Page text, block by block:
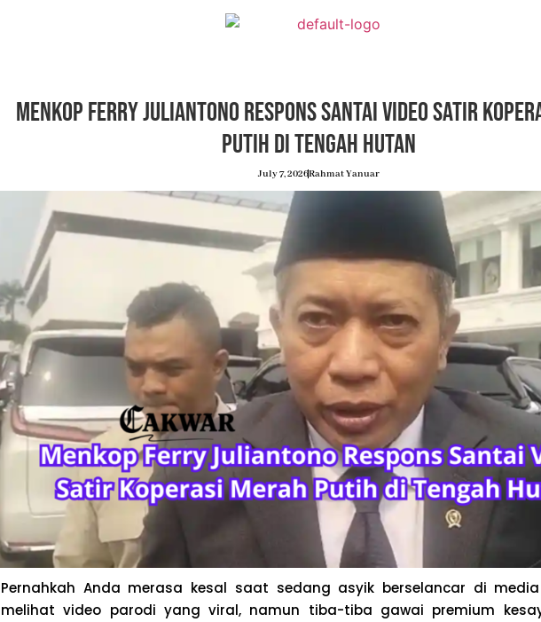
Menkop Ferry Juliantono Respons Santai Video Satir
Putih di Tengah Hutan
July 7, 2026Rahmat Yanuar
Pernahkah Anda merasa kesal saat sedang asyik berselancar di
melihat video parodi yang viral, namun tiba-tiba gawai premium